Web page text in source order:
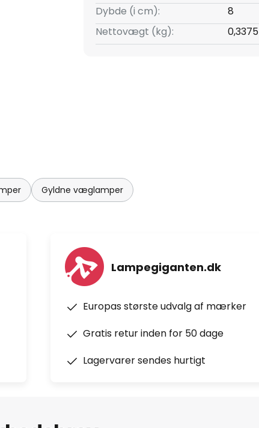
Dybde (i cm):
8
Nettovægt (kg):
0,3375
Gyldne væglamper
Lampegiganten.dk
Europas største udvalg af mærker
Gratis retur inden for 50 dage
Lagervarer sendes hurtigt